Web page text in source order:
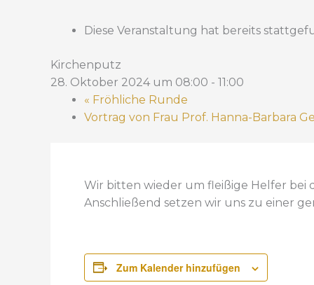
Diese Veranstaltung hat bereits
Kirchenputz
28. Oktober 2024 um 08:00 - 11:00
« Fröhliche Runde
Vortrag von Frau Prof. Hanna-Barbara
Wir bitten wieder um fleißige Helfer bei
Anschließend setzen wir uns zu einer
Zum Kalender hinzufügen